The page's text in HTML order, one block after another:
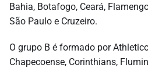
Bahia, Botafogo, Ceará,
São Paulo e Cruzeiro.
O grupo B é formado por
Chapecoense, Corinthians,